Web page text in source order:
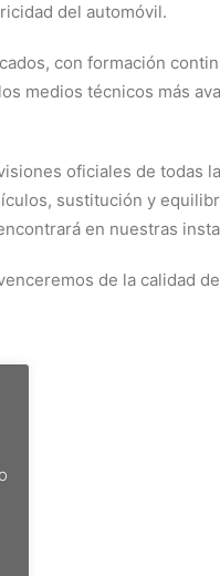
del automóvil.
con formación
medios técnicos más
oficiales de todas
sustitución y
en nuestras
de la calidad